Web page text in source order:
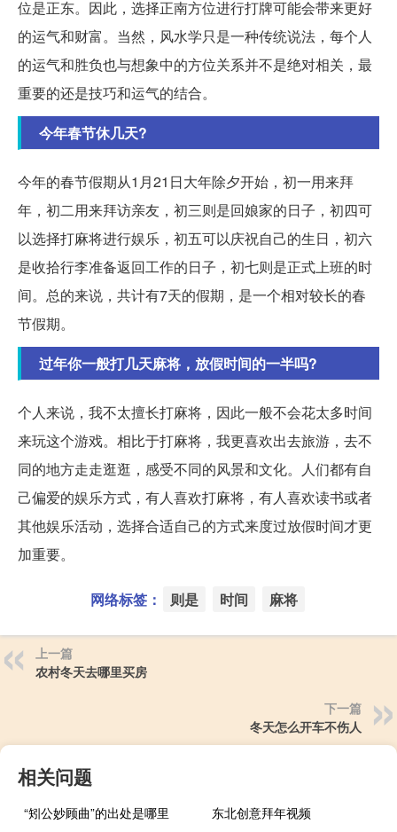
位是正东。因此，选择正南方位进行打牌可能会带来更好
的运气和财富。当然，风水学只是一种传统说法，每个人
的运气和胜负也与想象中的方位关系并不是绝对相关，最
重要的还是技巧和运气的结合。
今年春节休几天?
今年的春节假期从1月21日大年除夕开始，初一用来拜
年，初二用来拜访亲友，初三则是回娘家的日子，初四可
以选择打麻将进行娱乐，初五可以庆祝自己的生日，初六
是收拾行李准备返回工作的日子，初七则是正式上班的时
间。总的来说，共计有7天的假期，是一个相对较长的春
节假期。
过年你一般打几天麻将，放假时间的一半吗?
个人来说，我不太擅长打麻将，因此一般不会花太多时间
来玩这个游戏。相比于打麻将，我更喜欢出去旅游，去不
同的地方走走逛逛，感受不同的风景和文化。人们都有自
己偏爱的娱乐方式，有人喜欢打麻将，有人喜欢读书或者
其他娱乐活动，选择合适自己的方式来度过放假时间才更
加重要。
网络标签： 则是 时间 麻将
上一篇
农村冬天去哪里买房
下一篇
冬天怎么开车不伤人
相关问题
“矧公妙顾曲”的出处是哪里
东北创意拜年视频